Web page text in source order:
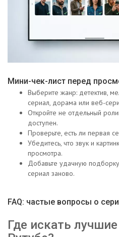
Мини-чек-лист перед
Выберите жанр: детектив,
сериал, дорама или веб-
Откройте не отдельный
доступен.
Проверьте, есть ли первая
Убедитесь, что звук и
просмотра.
Добавьте удачную
сериал заново.
FAQ: частые вопросы о
Где искать